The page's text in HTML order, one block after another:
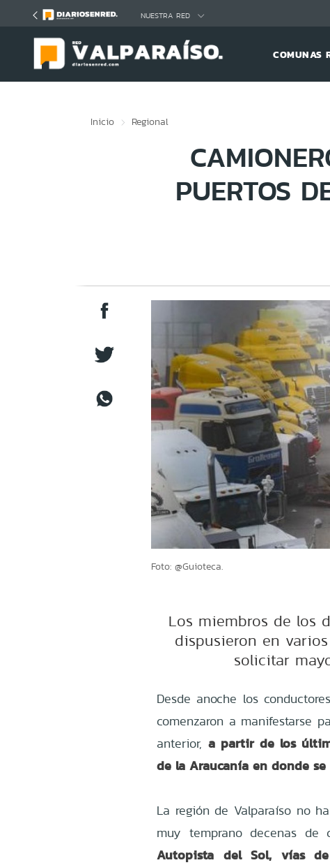
NUESTRA RED
COMUNAS
Inicio Regional
PUERTOS
Foto: @Guioteca.
Los miembros de los
dispusieron en
solicitar
Desde anoche los
comenzaron a manifestarse
anterior,a partir de los
de la Araucanía en donde
La región de Valparaíso no
muy temprano decenas de
Autopista del Sol, vías